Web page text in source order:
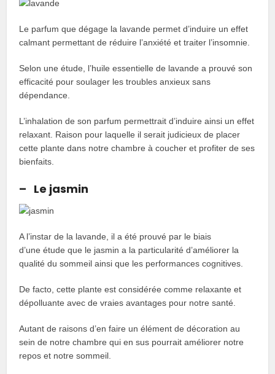
Le parfum que dégage la lavande permet d’induire un effet
calmant permettant de réduire l’anxiété et traiter l’insomnie.
Selon une étude, l’huile essentielle de lavande a prouvé son
efficacité pour soulager les troubles anxieux sans
dépendance.
L’inhalation de son parfum permettrait d’induire ainsi un effet
relaxant. Raison pour laquelle il serait judicieux de placer
cette plante dans notre chambre à coucher et profiter de ses
bienfaits.
– Le jasmin
A l’instar de la lavande, il a été prouvé par le biais
d’une étude que le jasmin a la particularité d’améliorer la
qualité du sommeil ainsi que les performances cognitives.
De facto, cette plante est considérée comme relaxante et
dépolluante avec de vraies avantages pour notre santé.
Autant de raisons d’en faire un élément de décoration au
sein de notre chambre qui en sus pourrait améliorer notre
repos et notre sommeil.